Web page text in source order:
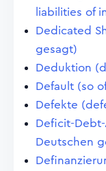
liabilities of
Dedicated
gesagt)
Deduktion
Default (so
Defekte
Deficit-
Deutschen